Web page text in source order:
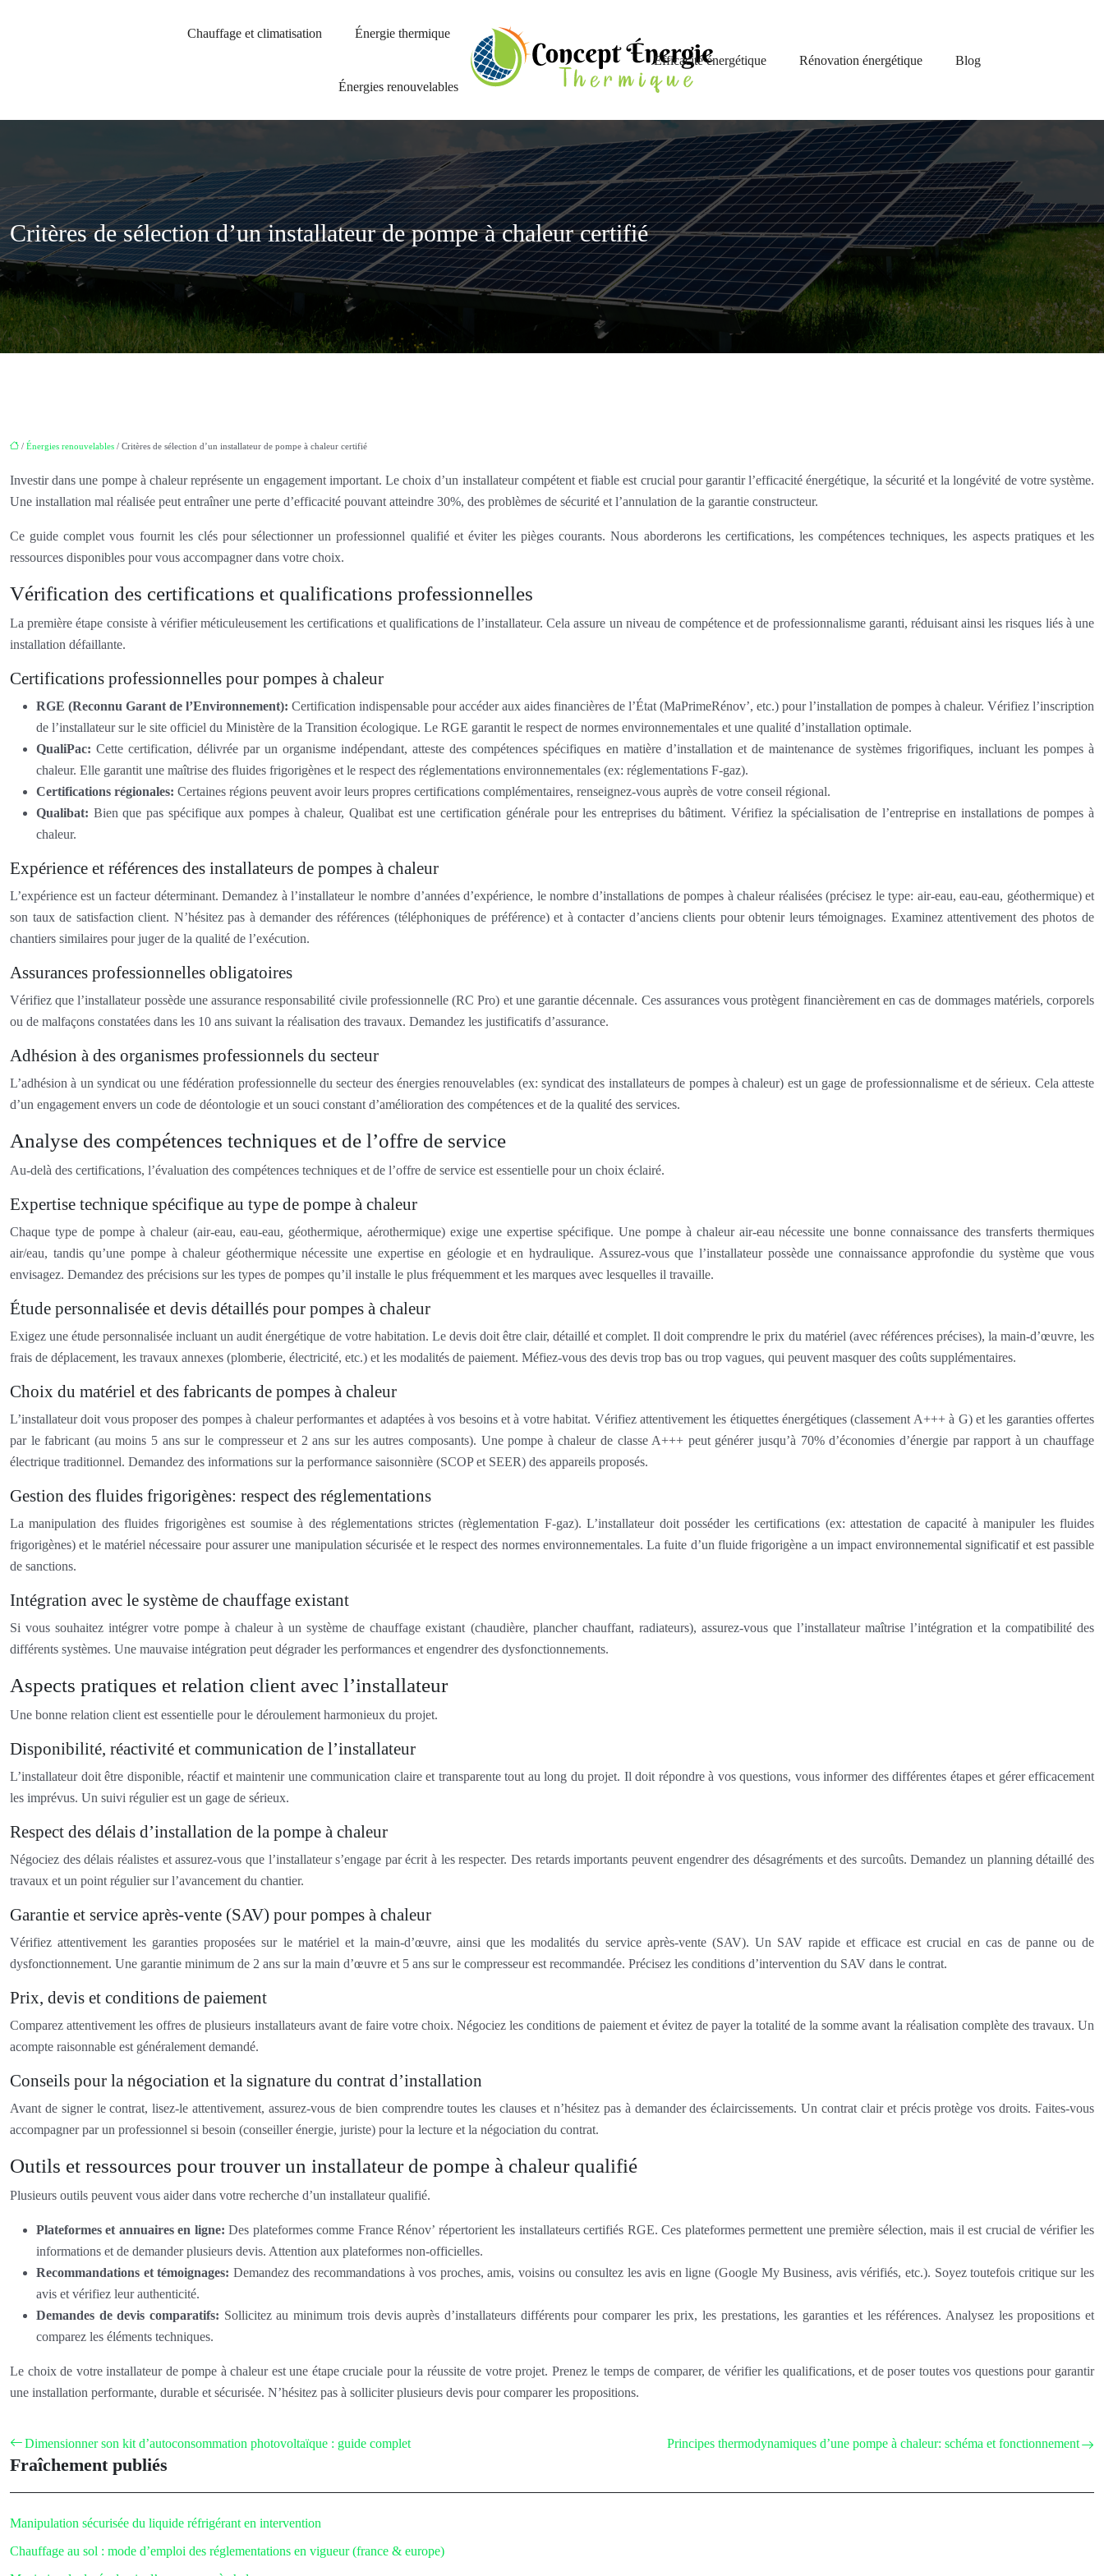
Énergie thermique
Chauffage et climatisation
Énergies renouvelables
Efficacité énergétique Rénovation énergétique Blog
Critères de sélection d’un installateur de pompe à chaleur certifié
/ Énergies renouvelables / Critères de sélection d’un installateur de pompe à chaleur certifié
Investir dans une pompe à chaleur représente un engagement important. Le choix d’un installateur compétent et fiable est crucial pour garantir l’efficacité énergétique, la sécurité et la longévité de votre système.
Une installation mal réalisée peut entraîner une perte d’efficacité pouvant atteindre 30%, des problèmes de sécurité et l’annulation de la garantie constructeur.
Ce guide complet vous fournit les clés pour sélectionner un professionnel qualifié et éviter les pièges courants. Nous aborderons les certifications, les compétences techniques, les aspects pratiques et les
ressources disponibles pour vous accompagner dans votre choix.
Vérification des certifications et qualifications professionnelles
La première étape consiste à vérifier méticuleusement les certifications et qualifications de l’installateur. Cela assure un niveau de compétence et de professionnalisme garanti, réduisant ainsi les risques liés à une
installation défaillante.
Certifications professionnelles pour pompes à chaleur
RGE (Reconnu Garant de l’Environnement): Certification indispensable pour accéder aux aides financières de l’État (MaPrimeRénov’, etc.) pour l’installation de pompes à chaleur. Vérifiez l’inscription
de l’installateur sur le site officiel du Ministère de la Transition écologique. Le RGE garantit le respect de normes environnementales et une qualité d’installation optimale.
QualiPac:Cette certification, délivrée par un organisme indépendant, atteste des compétences spécifiques en matière d’installation et de maintenance de systèmes frigorifiques, incluant les pompes à
chaleur. Elle garantit une maîtrise des fluides frigorigènes et le respect des réglementations environnementales (ex: réglementations F-gaz).
Certifications régionales: Certaines régions peuvent avoir leurs propres certifications complémentaires, renseignez-vous auprès de votre conseil régional.
Qualibat: Bien que pas spécifique aux pompes à chaleur, Qualibat est une certification générale pour les entreprises du bâtiment. Vérifiez la spécialisation de l’entreprise en installations de pompes à
chaleur.
Expérience et références des installateurs de pompes à chaleur
L’expérience est un facteur déterminant. Demandez à l’installateur le nombre d’années d’expérience, le nombre d’installations de pompes à chaleur réalisées (précisez le type: air-eau, eau-eau, géothermique) et
son taux de satisfaction client. N’hésitez pas à demander des références (téléphoniques de préférence) et à contacter d’anciens clients pour obtenir leurs témoignages. Examinez attentivement des photos de
chantiers similaires pour juger de la qualité de l’exécution.
Assurances professionnelles obligatoires
Vérifiez que l’installateur possède une assurance responsabilité civile professionnelle (RC Pro) et une garantie décennale. Ces assurances vous protègent financièrement en cas de dommages matériels, corporels
ou de malfaçons constatées dans les 10 ans suivant la réalisation des travaux. Demandez les justificatifs d’assurance.
Adhésion à des organismes professionnels du secteur
L’adhésion à un syndicat ou une fédération professionnelle du secteur des énergies renouvelables (ex: syndicat des installateurs de pompes à chaleur) est un gage de professionnalisme et de sérieux. Cela atteste
d’un engagement envers un code de déontologie et un souci constant d’amélioration des compétences et de la qualité des services.
Analyse des compétences techniques et de l’offre de service
Au-delà des certifications, l’évaluation des compétences techniques et de l’offre de service est essentielle pour un choix éclairé.
Expertise technique spécifique au type de pompe à chaleur
Chaque type de pompe à chaleur (air-eau, eau-eau, géothermique, aérothermique) exige une expertise spécifique. Une pompe à chaleur air-eau nécessite une bonne connaissance des transferts thermiques
air/eau, tandis qu’une pompe à chaleur géothermique nécessite une expertise en géologie et en hydraulique. Assurez-vous que l’installateur possède une connaissance approfondie du système que vous
envisagez. Demandez des précisions sur les types de pompes qu’il installe le plus fréquemment et les marques avec lesquelles il travaille.
Étude personnalisée et devis détaillés pour pompes à chaleur
Exigez une étude personnalisée incluant un audit énergétique de votre habitation. Le devis doit être clair, détaillé et complet. Il doit comprendre le prix du matériel (avec références précises), la main-d’œuvre, les
frais de déplacement, les travaux annexes (plomberie, électricité, etc.) et les modalités de paiement. Méfiez-vous des devis trop bas ou trop vagues, qui peuvent masquer des coûts supplémentaires.
Choix du matériel et des fabricants de pompes à chaleur
L’installateur doit vous proposer des pompes à chaleur performantes et adaptées à vos besoins et à votre habitat. Vérifiez attentivement les étiquettes énergétiques (classement A+++ à G) et les garanties offertes
par le fabricant (au moins 5 ans sur le compresseur et 2 ans sur les autres composants). Une pompe à chaleur de classe A+++ peut générer jusqu’à 70% d’économies d’énergie par rapport à un chauffage
électrique traditionnel. Demandez des informations sur la performance saisonnière (SCOP et SEER) des appareils proposés.
Gestion des fluides frigorigènes: respect des réglementations
La manipulation des fluides frigorigènes est soumise à des réglementations strictes (règlementation F-gaz). L’installateur doit posséder les certifications (ex: attestation de capacité à manipuler les fluides
frigorigènes) et le matériel nécessaire pour assurer une manipulation sécurisée et le respect des normes environnementales. La fuite d’un fluide frigorigène a un impact environnemental significatif et est passible
de sanctions.
Intégration avec le système de chauffage existant
Si vous souhaitez intégrer votre pompe à chaleur à un système de chauffage existant (chaudière, plancher chauffant, radiateurs), assurez-vous que l’installateur maîtrise l’intégration et la compatibilité des
différents systèmes. Une mauvaise intégration peut dégrader les performances et engendrer des dysfonctionnements.
Aspects pratiques et relation client avec l’installateur
Une bonne relation client est essentielle pour le déroulement harmonieux du projet.
Disponibilité, réactivité et communication de l’installateur
L’installateur doit être disponible, réactif et maintenir une communication claire et transparente tout au long du projet. Il doit répondre à vos questions, vous informer des différentes étapes et gérer efficacement
les imprévus. Un suivi régulier est un gage de sérieux.
Respect des délais d’installation de la pompe à chaleur
Négociez des délais réalistes et assurez-vous que l’installateur s’engage par écrit à les respecter. Des retards importants peuvent engendrer des désagréments et des surcoûts. Demandez un planning détaillé des
travaux et un point régulier sur l’avancement du chantier.
Garantie et service après-vente (SAV) pour pompes à chaleur
Vérifiez attentivement les garanties proposées sur le matériel et la main-d’œuvre, ainsi que les modalités du service après-vente (SAV). Un SAV rapide et efficace est crucial en cas de panne ou de
dysfonctionnement. Une garantie minimum de 2 ans sur la main d’œuvre et 5 ans sur le compresseur est recommandée. Précisez les conditions d’intervention du SAV dans le contrat.
Prix, devis et conditions de paiement
Comparez attentivement les offres de plusieurs installateurs avant de faire votre choix. Négociez les conditions de paiement et évitez de payer la totalité de la somme avant la réalisation complète des travaux. Un
acompte raisonnable est généralement demandé.
Conseils pour la négociation et la signature du contrat d’installation
Avant de signer le contrat, lisez-le attentivement, assurez-vous de bien comprendre toutes les clauses et n’hésitez pas à demander des éclaircissements. Un contrat clair et précis protège vos droits. Faites-vous
accompagner par un professionnel si besoin (conseiller énergie, juriste) pour la lecture et la négociation du contrat.
Outils et ressources pour trouver un installateur de pompe à chaleur qualifié
Plusieurs outils peuvent vous aider dans votre recherche d’un installateur qualifié.
Plateformes et annuaires en ligne:Des plateformes comme France Rénov’ répertorient les installateurs certifiés RGE. Ces plateformes permettent une première sélection, mais il est crucial de vérifier les
informations et de demander plusieurs devis. Attention aux plateformes non-officielles.
Recommandations et témoignages: Demandez des recommandations à vos proches, amis, voisins ou consultez les avis en ligne (Google My Business, avis vérifiés, etc.). Soyez toutefois critique sur les
avis et vérifiez leur authenticité.
Demandes de devis comparatifs: Sollicitez au minimum trois devis auprès d’installateurs différents pour comparer les prix, les prestations, les garanties et les références. Analysez les propositions et
comparez les éléments techniques.
Le choix de votre installateur de pompe à chaleur est une étape cruciale pour la réussite de votre projet. Prenez le temps de comparer, de vérifier les qualifications, et de poser toutes vos questions pour garantir
une installation performante, durable et sécurisée. N’hésitez pas à solliciter plusieurs devis pour comparer les propositions.
Dimensionner son kit d’autoconsommation photovoltaïque : guide complet Principes thermodynamiques d’une pompe à chaleur: schéma et fonctionnement
Fraîchement publiés
Manipulation sécurisée du liquide réfrigérant en intervention
Chauffage au sol : mode d’emploi des réglementations en vigueur (france & europe)